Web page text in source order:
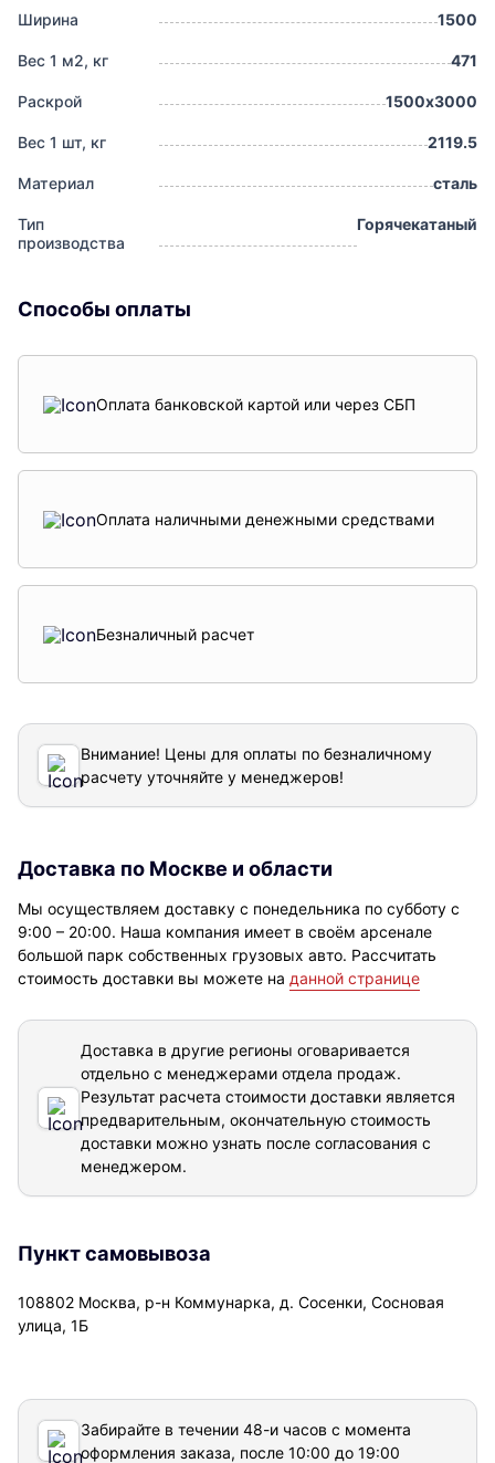
Ширина 1500
Вес 1 м2, кг 471
Раскрой 1500х3000
Вес 1 шт, кг 2119.5
Материал сталь
Тип
производства
Горячекатаный
Способы оплаты
Оплата банковской картой или через СБП
Оплата наличными денежными средствами
Безналичный расчет
Внимание! Цены для оплаты по безналичному
расчету уточняйте у менеджеров!
Доставка по Москве и области
Мы осуществляем доставку с понедельника по субботу с
9:00 – 20:00. Наша компания имеет в своём арсенале
большой парк собственных грузовых авто. Рассчитать
стоимость доставки вы можете на данной странице
Доставка в другие регионы оговаривается
отдельно с менеджерами отдела продаж.
Результат расчета стоимости доставки является
предварительным, окончательную стоимость
доставки можно узнать после согласования с
менеджером.
Пункт самовывоза
108802 Москва, р-н Коммунарка, д. Сосенки, Сосновая
улица, 1Б
Забирайте в течении 48-и часов с момента
оформления заказа, после 10:00 до 19:00